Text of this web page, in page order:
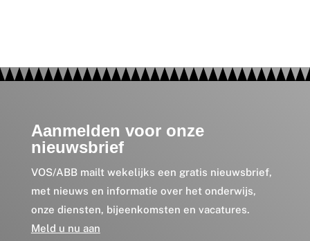
Aanmelden voor onze
nieuwsbrief
VOS/ABB mailt wekelijks een gratis nieuwsbrief,
met nieuws en informatie over het onderwijs,
onze diensten, bijeenkomsten en vacatures.
Meld u nu aan